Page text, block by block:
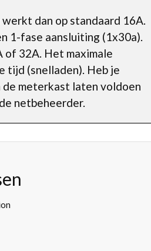
dan op standaard 16A.
1-fase aansluiting (1x30a).
of 32A. Het maximale
tijd (snelladen). Heb je
meterkast laten voldoen
netbeheerder.